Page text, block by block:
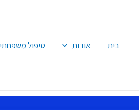
בית אודות טיפול משפחתי